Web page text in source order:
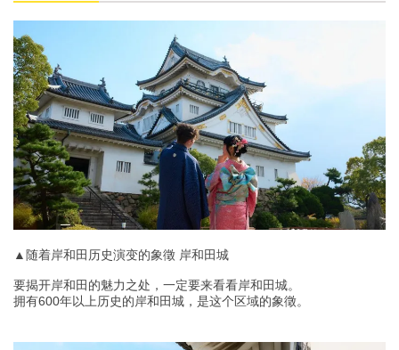
▲随着岸和田历史演变的象徵 岸和田城
要揭开岸和田的魅力之处，一定要来看看岸和田城。
拥有600年以上历史的岸和田城，是这个区域的象徵。